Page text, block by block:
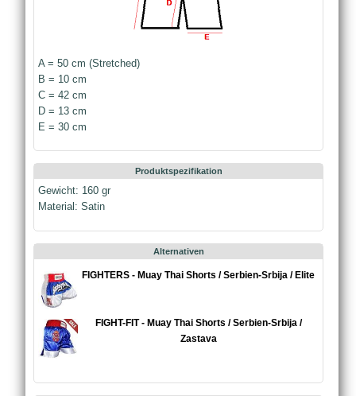
A = 50 cm (Stretched)
B = 10 cm
C = 42 cm
D = 13 cm
E = 30 cm
Produktspezifikation
Gewicht: 160 gr
Material: Satin
Alternativen
FIGHTERS - Muay Thai Shorts / Serbien-Srbija / Elite
FIGHT-FIT - Muay Thai Shorts / Serbien-Srbija /
Zastava